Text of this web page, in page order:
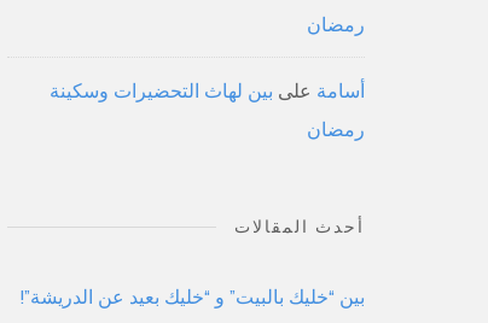
رمضان
أسامة على بين لهاث التحضيرات وسكينة
رمضان
أحدث المقالات
بين “خليك بالبيت” و “خليك بعيد عن الدريشة”!